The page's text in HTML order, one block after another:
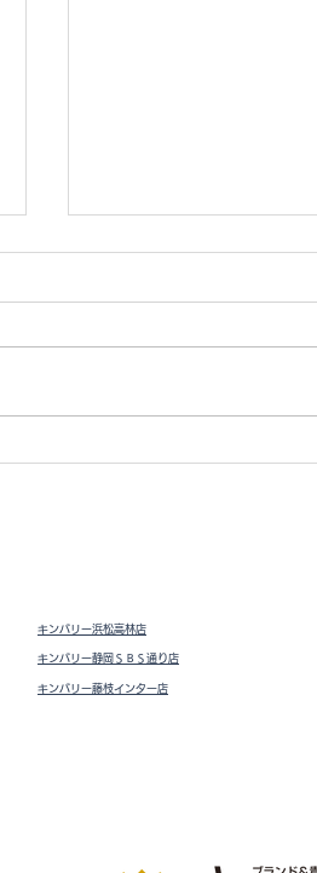
ジッピーコインパース
キンバリー浜松高林店
キンバリー静岡ＳＢＳ通り店
キンバリー藤枝インター店